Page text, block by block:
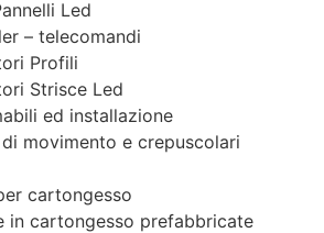
Led
– telecomandi
Profili
Strisce Led
ed installazione
di movimento e crepuscolari
cartongesso
in cartongesso prefabbricate